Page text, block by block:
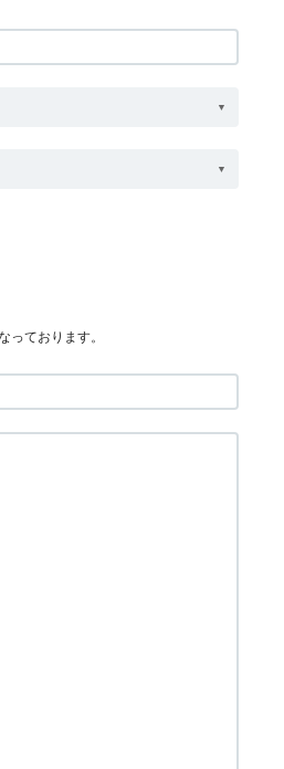
っております。